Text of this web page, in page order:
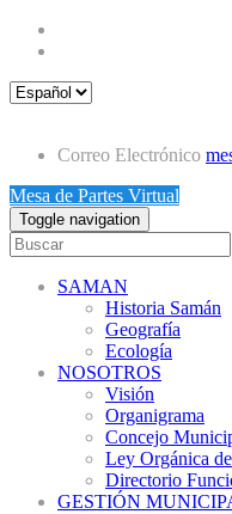
Correo Electrónico
Mesa de Partes Virtual
Toggle navigation
SAMAN
Historia Samán
Geografía
Ecología
NOSOTROS
Visión
Organigrama
Concejo
Ley Orgánica
Directorio
GESTIÓN